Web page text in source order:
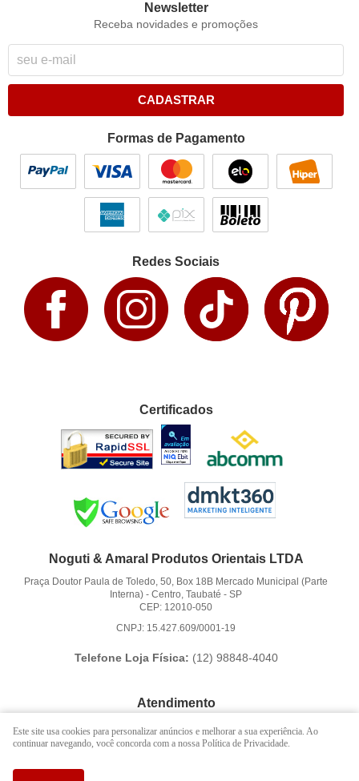
Newsletter
Receba novidades e promoções
CADASTRAR
Formas de Pagamento
Redes Sociais
Certificados
Noguti & Amaral Produtos Orientais LTDA
Praça Doutor Paula de Toledo, 50, Box 18B Mercado Municipal (Parte
Interna) -Centro, Taubaté -SP
CEP: 12010-050
CNPJ: 15.427.609/0001-19
Telefone Loja Física: (12) 98848-4040
Atendimento
(12) 3621-6262
(12)98848-4040
Este site usa cookies para personalizar anúncios e melhorar a sua experiência. Ao
continuar navegando, você concorda com a nossa Política de Privacidade.